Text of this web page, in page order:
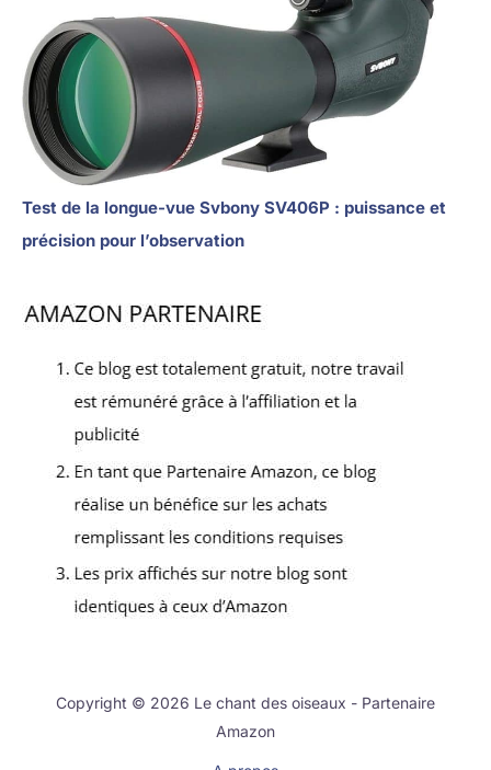
Test de la longue-vue Svbony SV406P : puissance et
précision pour l’observation
Copyright © 2026 Le chant des oiseaux - Partenaire
Amazon